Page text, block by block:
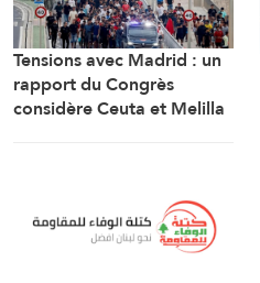
Tensions avec Madrid : un
rapport du Congrès
considère Ceuta et Melilla